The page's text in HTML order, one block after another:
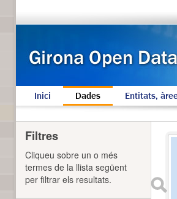
Inici Dades Entitats,
Filtres
Cliqueu sobre un o més
termes de la llista següent
per filtrar els resultats.